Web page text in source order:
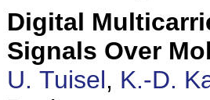
Digital
Signals Over
U. Tuisel, K.-D.